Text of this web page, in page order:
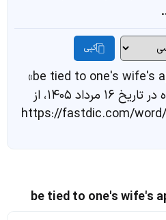
کپی
معنی لغت «be tied to one's wife's apron strings»
. مشاهده در تاریخ ۱۶ مرداد ۱۴۰۵، از
https://fastdic.com/